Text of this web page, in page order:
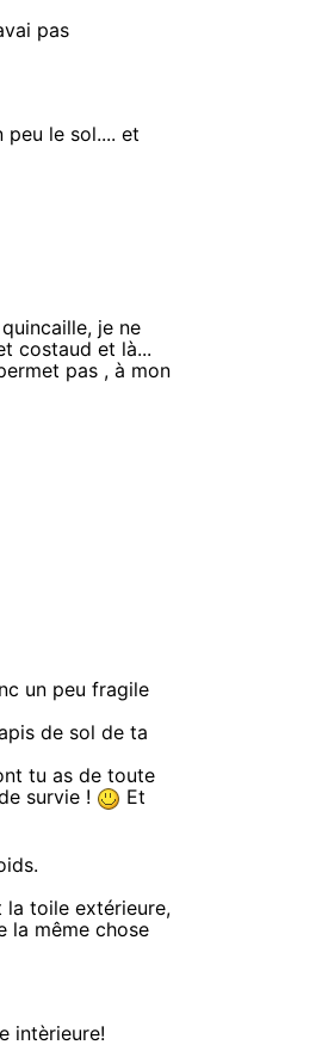
pas
le sol.... et
je ne
costaud et là...
pas , à mon
un peu fragile
de sol de ta
tu as de toute
survie !
Et
la toile extérieure,
la même chose
intèrieure!